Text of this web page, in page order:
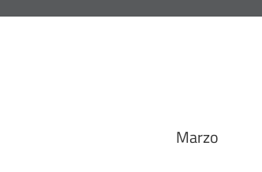
Marzo